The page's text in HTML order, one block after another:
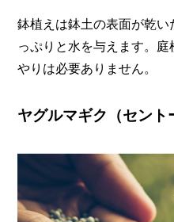
鉢植えは鉢土の表面が乾
っぷりと水を与えます。
やりは必要ありません。
ヤグルマギク（セント